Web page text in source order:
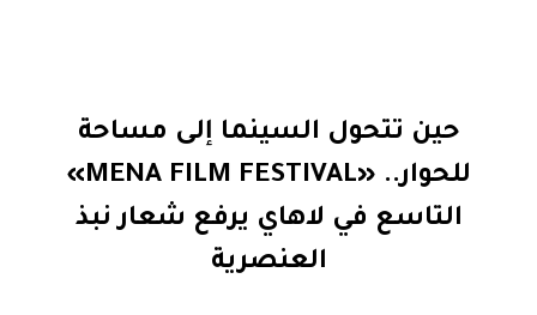
حين تتحول السينما إلى مساحة
للحوار.. «MENA FILM FESTIVAL»
التاسع في لاهاي يرفع شعار نبذ
العنصرية